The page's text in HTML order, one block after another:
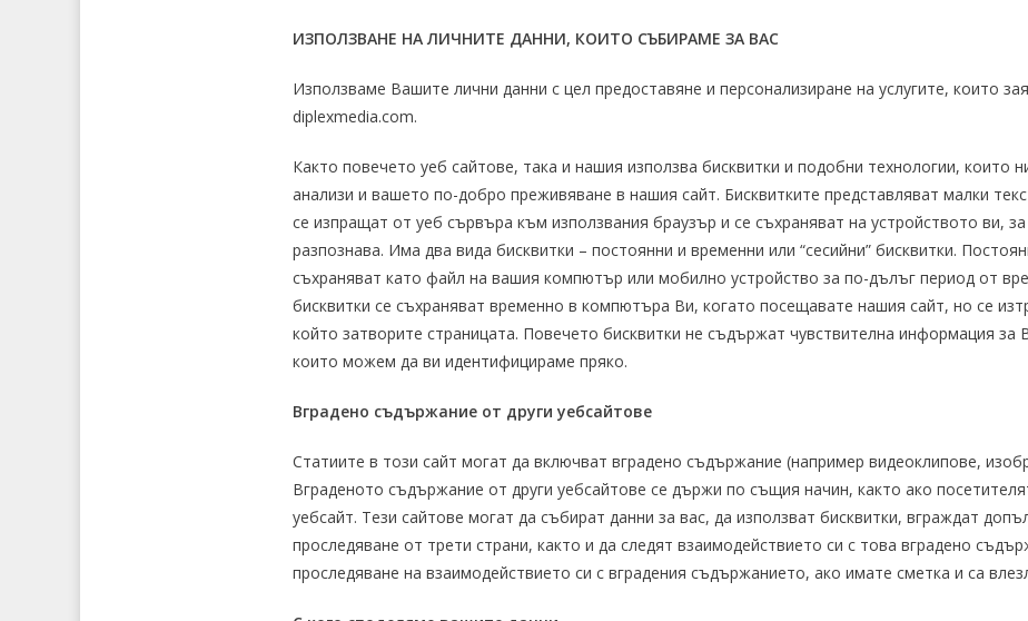
ИЗПОЛЗВАНЕ НА ЛИЧНИТЕ ДАННИ, КОИТО СЪБИРАМЕ ЗА ВАС
Използваме Вашите лични данни с цел предоставяне и персонализиране на услугите, които
diplexmedia.com.
Както повечето уеб сайтове, така и нашия използва бисквитки и подобни технологии, които
анализи и вашето по-добро преживяване в нашия сайт. Бисквитките представляват малки
се изпращат от уеб сървъра към използвания браузър и се съхраняват на устройството ви,
разпознава. Има два вида бисквитки – постоянни и временни или “сесийни” бисквитки.
съхраняват като файл на вашия компютър или мобилно устройство за по-дълъг период от
бисквитки се съхраняват временно в компютъра Ви, когато посещавате нашия сайт, но се
който затворите страницата. Повечето бисквитки не съдържат чувствителна информация за
които можем да ви идентифицираме пряко.
Вградено съдържание от други уебсайтове
Статиите в този сайт могат да включват вградено съдържание (например видеоклипове,
Вграденото съдържание от други уебсайтове се държи по същия начин, както ако
уебсайт. Тези сайтове могат да събират данни за вас, да използват бисквитки, вграждат
проследяване от трети страни, както и да следят взаимодействието си с това вградено
проследяване на взаимодействието си с вградения съдържанието, ако имате сметка и са